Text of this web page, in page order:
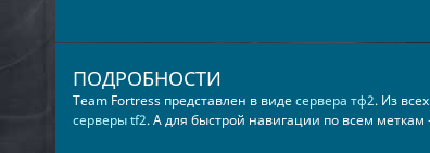
ПОДРОБНОСТИ
Team Fortress представлен в видесервера тф2. Из
серверы tf2. А для быстрой навигации по всем меткам